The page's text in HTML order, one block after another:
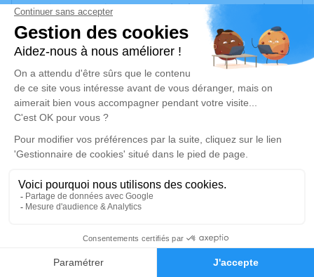
Faire-part Hommages
anecdote ou exprimer vos pensées à travers des poèmes
ou des textes. Cet endroit est un lieu d'expression dédié à
honorer la mémoire de Patrick CORETTE.
Je rends hommage
Cérémonie religieuse
mercredi 17 janvier 2024 à 10h00
Chambre Funéraire Colinmaire de Capavenir
16 Rue du Noyeux
88150 Capavenir Vosges
Je rends hommage